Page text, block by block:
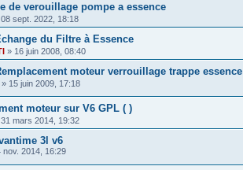
de verouillage pompe a essence
08 sept. 2022, 18:18
du Filtre à Essence
» 16 juin 2008, 08:40
moteur verrouillage trappe essence
» 15 juin 2009, 17:18
moteur sur V6 GPL ( )
31 mars 2014, 19:32
3l v6
nov. 2014, 16:29